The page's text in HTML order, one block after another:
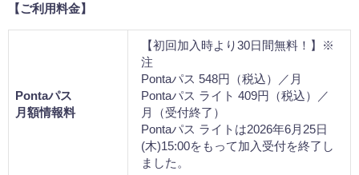
【ご利用料金】
Pontaパス
月額情報料
【初回加入時より30日間無料！】※
注
Pontaパス 548円（税込）／月
Pontaパス ライト 409円（税込）／
月（受付終了）
Pontaパス ライトは2026年6月25日
(木)15:00をもって加入受付を終了し
ました。